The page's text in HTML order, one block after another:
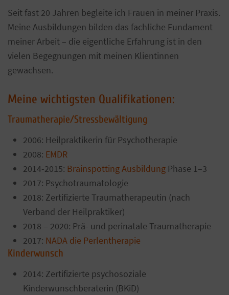
Seit fast 20 Jahren begleite ich Frauen in meiner Praxis.
Meine Ausbildungen bilden das fachliche Fundament
meiner Arbeit – die eigentliche Erfahrung ist in den
vielen Begegnungen mit meinen Klientinnen
gewachsen.
Meine wichtigsten Qualifikationen:
Traumatherapie/Stressbewältigung
2006: Heilpraktikerin für Psychotherapie
2008: EMDR
2014-2015: Brainspotting Ausbildung Phase 1–3
2017: Psychotraumatologie
2018: Zertifizierte Traumatherapeutin (nach
Verband der Heilpraktiker)
2018 – 2020: Prä- und perinatale Traumatherapie
2017: NADA die Perlentherapie
Kinderwunsch
2014: Zertifizierte psychosoziale
Kinderwunschberaterin (BKiD)